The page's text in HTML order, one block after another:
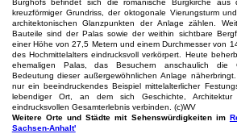
Burghofs befindet sich die romanische Burgkirche aus
kreuzförmiger Grundriss, der oktogonale Vierungsturm
architektonischen Glanzpunkten der Anlage zählen.
Bauteile sind der Palas sowie der weithin sichtbare
einer Höhe von 27,5 Metern und einem Durchmesser von
des Hochmittelalters eindrucksvoll verkörpert. Heute
ehemaligen Palas, das Besuchern anschaulich die
Bedeutung dieser außergewöhnlichen Anlage
nur ein beeindruckendes Beispiel mittelalterlicher
lebendiger Ort, an dem sich Geschichte,
eindrucksvollen Gesamterlebnis verbinden. (c)WV
Weitere Orte und Städte mit Sehenswürdigkeiten im
Sachsen-Anhalt'